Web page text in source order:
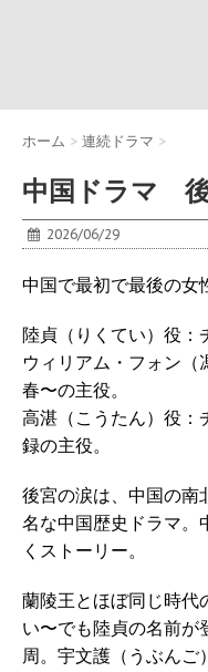
ホーム > 連続ドラマ >
中国ドラマ
2026/06/29
中国で最初で最後の女
陸貞（りくてい）役：
ウィリアム・フォン
春〜の主役。
高湛（こうたん）役：
録の主役。
後宮の涙は、中国の南
名な中国歴史ドラマ。
くストーリー。
蘭陵王とほぼ同じ時代
い〜でも陸貞の名前が
周。宇文護（うぶんご